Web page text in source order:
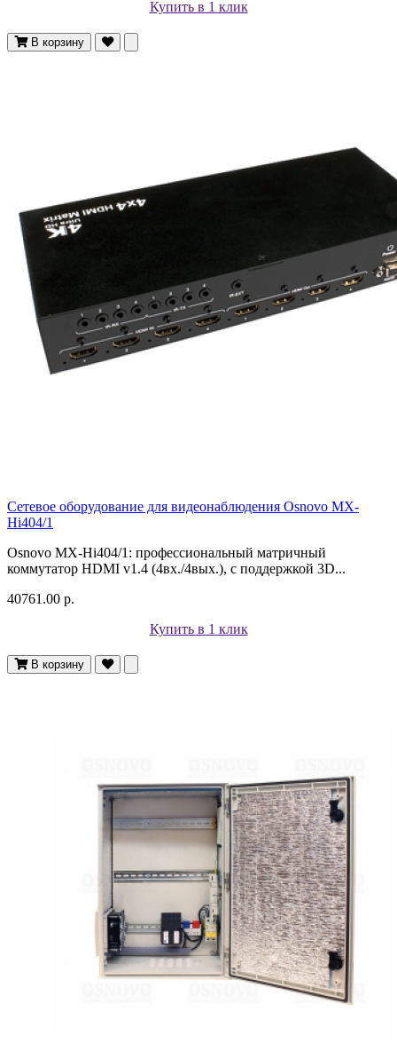
Купить в 1 клик
В корзину
Сетевое оборудование для видеонаблюдения Osnovo MX-
Hi404/1
Osnovo MX-Hi404/1: профессиональный матричный
коммутатор HDMI v1.4 (4вх./4вых.), с поддержкой 3D...
40761.00 р.
Купить в 1 клик
В корзину